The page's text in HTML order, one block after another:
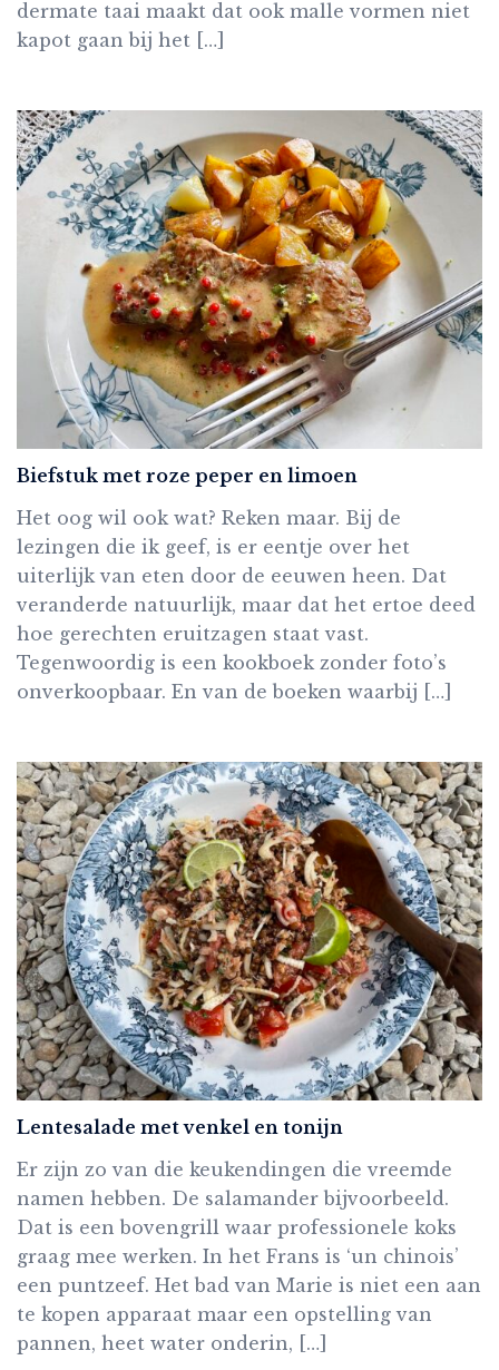
dermate taai maakt dat ook malle vormen niet
kapot gaan bij het […]
Biefstuk met roze peper en limoen
Het oog wil ook wat? Reken maar. Bij de
lezingen die ik geef, is er eentje over het
uiterlijk van eten door de eeuwen heen. Dat
veranderde natuurlijk, maar dat het ertoe deed
hoe gerechten eruitzagen staat vast.
Tegenwoordig is een kookboek zonder foto’s
onverkoopbaar. En van de boeken waarbij […]
Lentesalade met venkel en tonijn
Er zijn zo van die keukendingen die vreemde
namen hebben. De salamander bijvoorbeeld.
Dat is een bovengrill waar professionele koks
graag mee werken. In het Frans is ‘un chinois’
een puntzeef. Het bad van Marie is niet een aan
te kopen apparaat maar een opstelling van
pannen, heet water onderin, […]